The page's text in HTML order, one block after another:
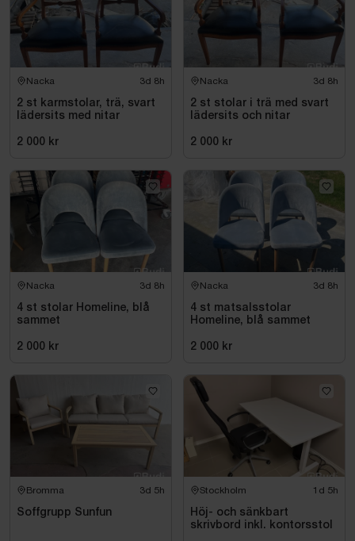
Nacka 3d 8h
2 st karmstolar, trä, svart
lädersits med nitar
2 000 kr
Nacka 3d 8h
2 st stolar i trä med svart
lädersits och nitar
2 000 kr
Nacka 3d 8h
4 st stolar Homeline, blå
sammet
2 000 kr
Nacka 3d 8h
4 st matsalsstolar
Homeline, blå sammet
2 000 kr
Bromma 3d 5h
Soffgrupp Sunfun
Stockholm 1d 5h
Höj- och sänkbart
skrivbord inkl. kontorsstol